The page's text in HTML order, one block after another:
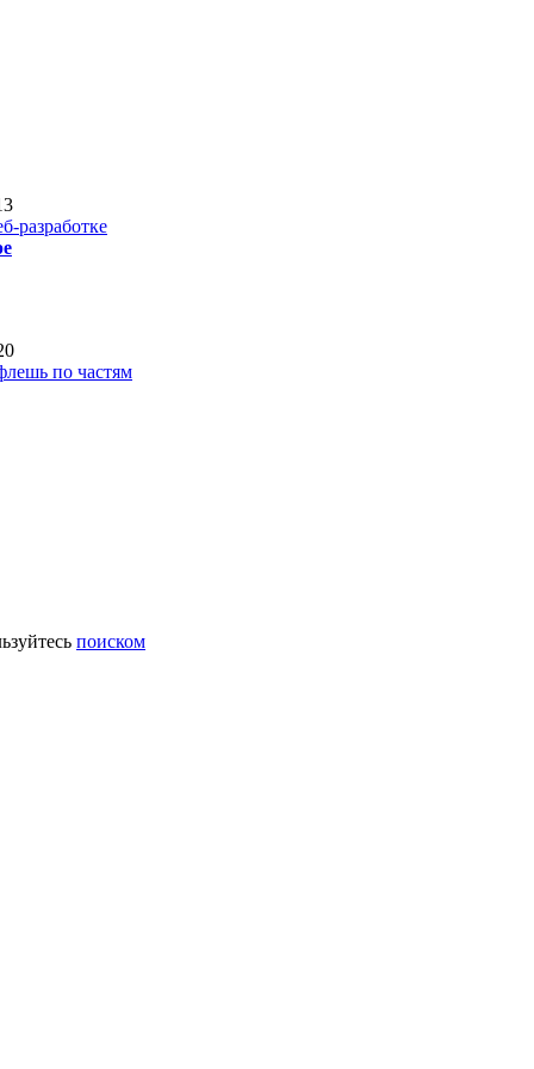
разработке
по частям
поиском